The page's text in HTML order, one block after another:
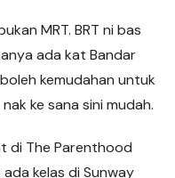
MRT. BRT ni bas
ada kat Bandar
kemudahan untuk
ke sana sini mudah.
di The Parenthood
kelas di Sunway